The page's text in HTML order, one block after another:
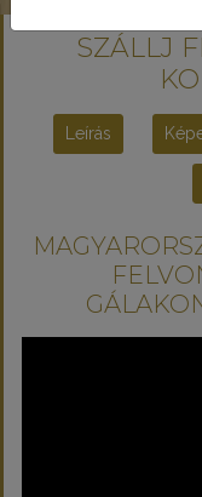
SZÁLLJ
Leírás